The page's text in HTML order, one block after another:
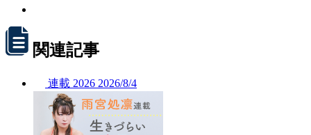
関連記事
連載 2026 2026/8/4